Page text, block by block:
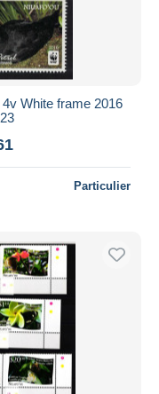
White frame 2016
Particulier